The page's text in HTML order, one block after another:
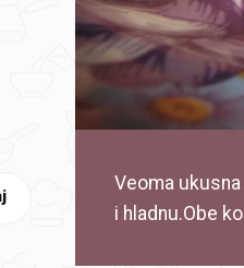
Veoma
i hladnu.Obe